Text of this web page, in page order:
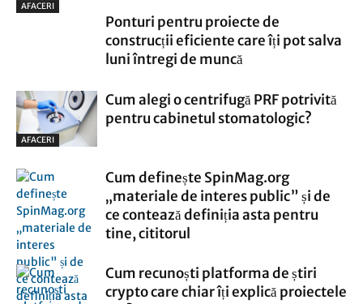
AFACERI
Ponturi pentru proiecte de
construcții eficiente care îți pot salva
luni întregi de muncă
AFACERI
Cum alegi o centrifugă PRF potrivită
pentru cabinetul stomatologic?
Cum definește SpinMag.org
„materiale de interes public” și de
ce contează definiția asta pentru
tine, cititorul
Cum recunoști platforma de știri
crypto care chiar îți explică proiectele